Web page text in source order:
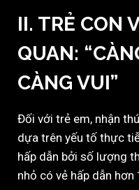
II. TRẺ CON
QUAN:
CÀNG VUI”
Đối với trẻ em, nhận
dựa trên yếu tố thực
hấp dẫn bởi số lượng
nhỏ có vẻ hấp dẫn hơn